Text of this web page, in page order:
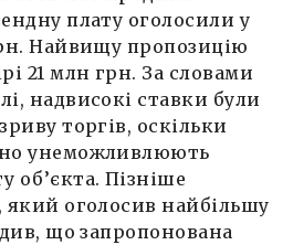
плату оголосили у
Найвищу пропозицію
21 млн грн. За словами
надвисокі ставки були
торгів, оскільки
унеможливлюють
об’єкта. Пізніше
який оголосив найбільшу
що запропонована